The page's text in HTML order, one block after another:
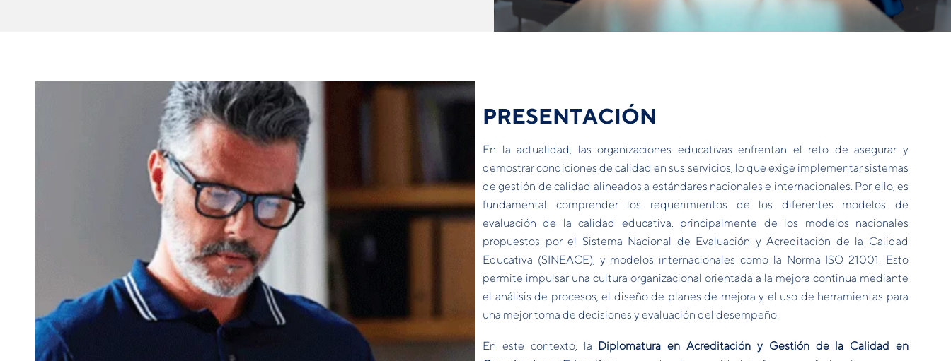
PRESENTACIÓN
En la actualidad, las organizaciones educativas enfrentan el reto de asegurar y
demostrar condiciones de calidad en sus servicios, lo que exige implementar sistemas
de gestión de calidad alineados a estándares nacionales e internacionales. Por ello, es
fundamental comprender los requerimientos de los diferentes modelos de
evaluación de la calidad educativa, principalmente de los modelos nacionales
propuestos por el Sistema Nacional de Evaluación y Acreditación de la Calidad
Educativa (SINEACE), y modelos internacionales como la Norma ISO 21001. Esto
permite impulsar una cultura organizacional orientada a la mejora continua mediante
el análisis de procesos, el diseño de planes de mejora y el uso de herramientas para
una mejor toma de decisiones y evaluación del desempeño.
En este contexto, la Diplomatura en Acreditación y Gestión de la Calidad en